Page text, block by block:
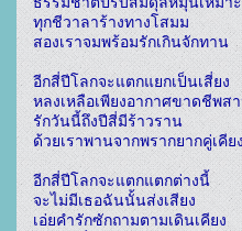
ทุกชีวาลาร้างทางโสมม
สองเราจมพร้อมรักเกินจักทาน
อีกสี่ปีโลกจะแตกแยกเป็นเสี่ยง
หลงเหลือเพียงอากาศขาดชีพส
รักวันนี้ถึงปีสี่มีร้าวราน
ด้วยเราพานจากพรากยากคู่เคียง
อีกสี่ปีโลกจะแตกแตกต่างนี้
จะไม่มีเธอฉันนั้นส่งเสียง
เอ่ยคำรักซักถามตามเดินเคียง